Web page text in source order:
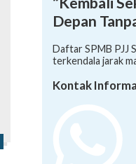
Depan
Daftar SPMB PJJ
terkendala jarak
Kontak